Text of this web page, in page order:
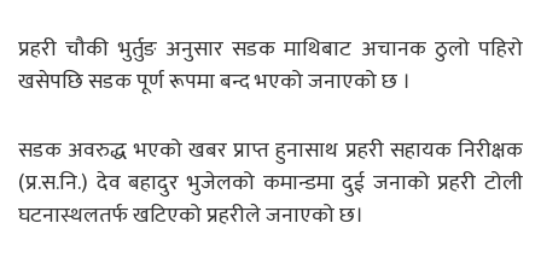
प्रहरी चौकी भुर्तुङ अनुसार सडक माथिबाट अचानक ठुलो पहिरो
खसेपछि सडक पूर्ण रूपमा बन्द भएको जनाएको छ ।
सडक अवरुद्ध भएको खबर प्राप्त हुनासाथ प्रहरी सहायक निरीक्षक
(प्र.स.नि.) देव बहादुर भुजेलको कमान्डमा दुई जनाको प्रहरी टोली
घटनास्थलतर्फ खटिएको प्रहरीले जनाएको छ।